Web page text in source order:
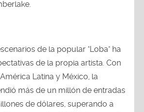
de la popular "Loba" ha
de la propia artista. Con
Latina y México, la
más de un millón de entradas
de dólares, superando a